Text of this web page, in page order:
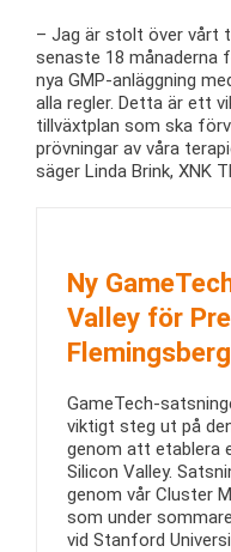
– Jag är stolt över vårt
senaste 18 månaderna
nya GMP-anläggning
alla regler. Detta är ett
tillväxtplan som ska
prövningar av våra
säger Linda Brink, XNK
Ny
Valley för
Flemingsberg
GameTech-
viktigt steg ut på
genom att etablera
Silicon Valley.
genom vår Cluster
som under
vid Stanford